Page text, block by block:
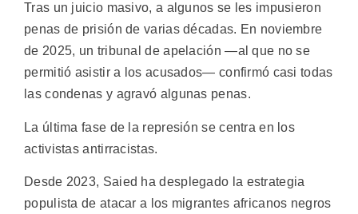
Tras un juicio masivo, a algunos se les impusieron
penas de prisión de varias décadas. En noviembre
de 2025, un tribunal de apelación —al que no se
permitió asistir a los acusados— confirmó casi todas
las condenas y agravó algunas penas.
La última fase de la represión se centra en los
activistas antirracistas.
Desde 2023, Saied ha desplegado la estrategia
populista de atacar a los migrantes africanos negros